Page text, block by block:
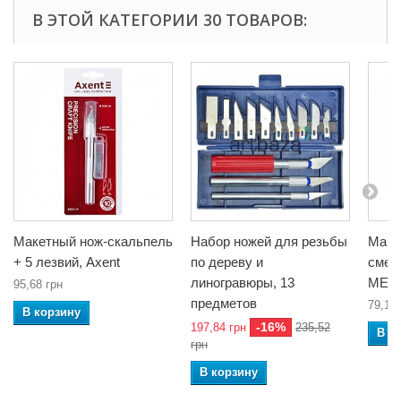
В ЭТОЙ КАТЕГОРИИ 30 ТОВАРОВ:
Макетный нож-скальпель
+ 5 лезвий, Axent
95,68 грн
В корзину
Набор ножей для резьбы
по дереву и
линогравюры, 13
предметов
197,84 грн -16%
235,52
грн
В корзину
79,12
В